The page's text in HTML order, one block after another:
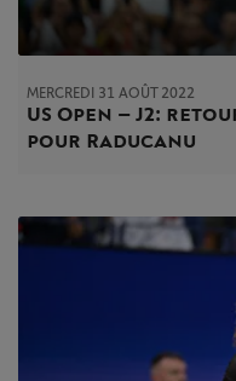
MERCREDI 31 AOÛT 2022
US Open – J2 :
pour Raducanu